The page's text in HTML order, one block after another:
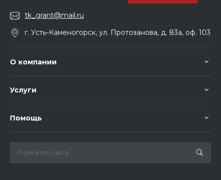
tk_grant@mail.ru
г. Усть-Каменогорск, ул. Протозанова, д. 83а, оф. 103
О компании
Услуги
Помощь